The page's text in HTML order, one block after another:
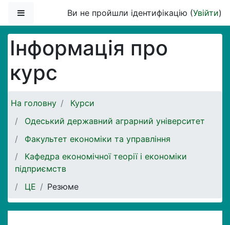
Бокова панельВи не пройшли ідентифікацію (Увійти)
Інформація про
курс
На головну
Курси
Одеський державний аграрний університет
Факультет економіки та управління
Кафедра економічної теорії і економіки
підприємств
ЦЕ
Резюме